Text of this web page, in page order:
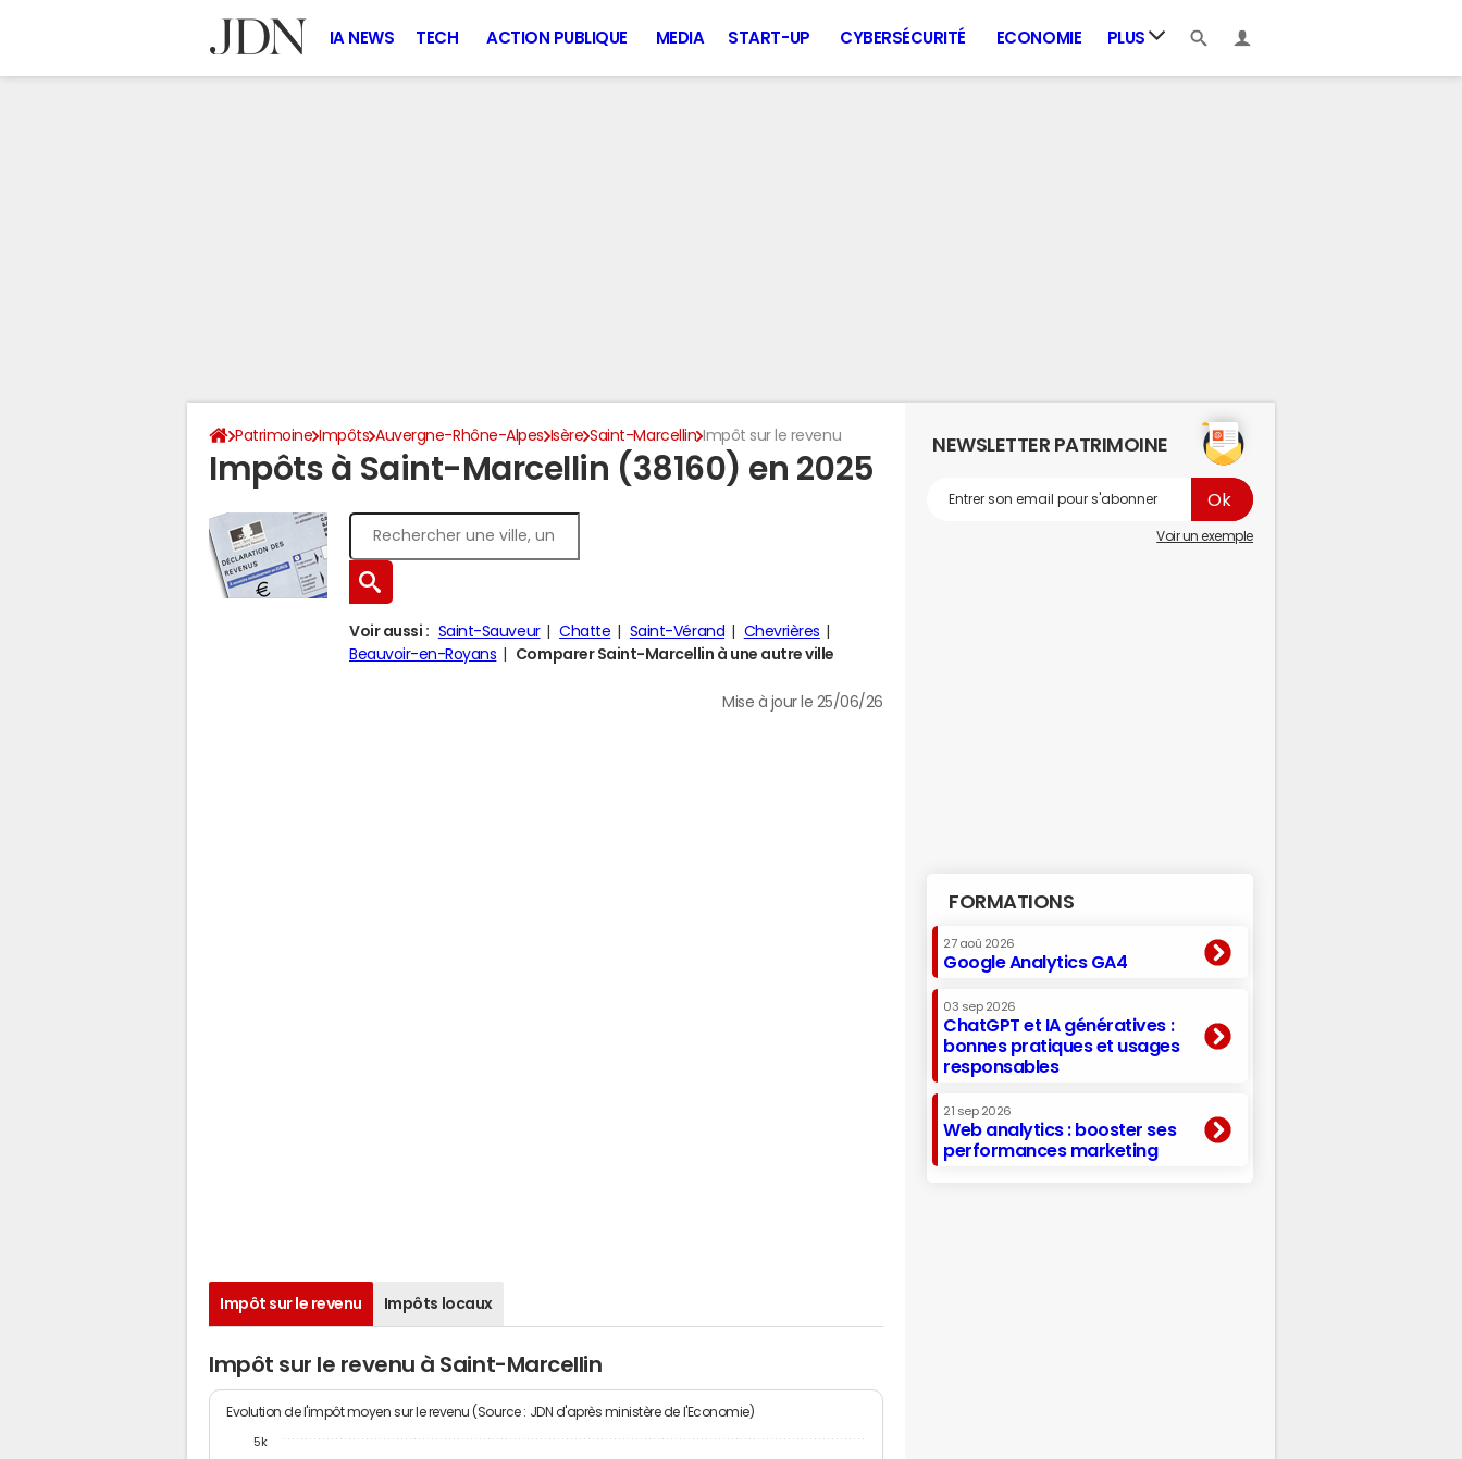
IA NEWS TECH ACTION PUBLIQUE MEDIA START-UP CYBERSÉCURITÉ ECONOMIE PLUS
Patrimoine Impôts Auvergne-Rhône-Alpes Isère Saint-Marcellin Impôt sur le revenu
Impôts à Saint-Marcellin (38160) en 2025
Voir aussi : Saint-Sauveur Chatte Saint-Vérand
Chevrières
Beauvoir-en-Royans
Comparer Saint-Marcellin à une autre ville
Mise à jour le 25/06/26
Impôt sur le revenu Impôts locaux
Impôt sur le revenu à Saint-Marcellin
Evolution de l'impôt moyen sur le revenu (Source : JDN d'après ministère de l'Economie)
5k
NEWSLETTER PATRIMOINE
Voir un exemple
FORMATIONS
27 aoû 2026
Google Analytics GA4
03 sep 2026
ChatGPT et IA génératives :
bonnes pratiques et usages
responsables
21 sep 2026
Web analytics : booster ses
performances marketing